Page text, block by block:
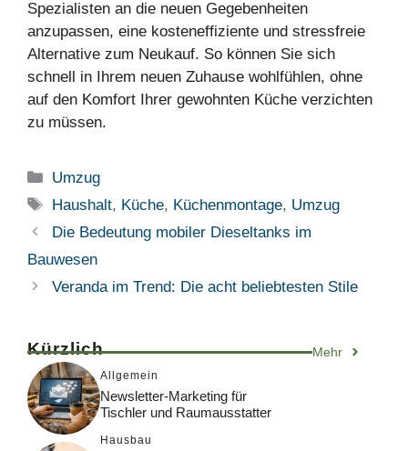
Spezialisten an die neuen Gegebenheiten
anzupassen, eine kosteneffiziente und stressfreie
Alternative zum Neukauf. So können Sie sich
schnell in Ihrem neuen Zuhause wohlfühlen, ohne
auf den Komfort Ihrer gewohnten Küche verzichten
zu müssen.
Kategorien
Umzug
Schlagwörter
Haushalt, Küche, Küchenmontage, Umzug
Die Bedeutung mobiler Dieseltanks im
Bauwesen
Veranda im Trend: Die acht beliebtesten Stile
Kürzlich Mehr
Allgemein
Newsletter-Marketing für
Tischler und Raumausstatter
Hausbau